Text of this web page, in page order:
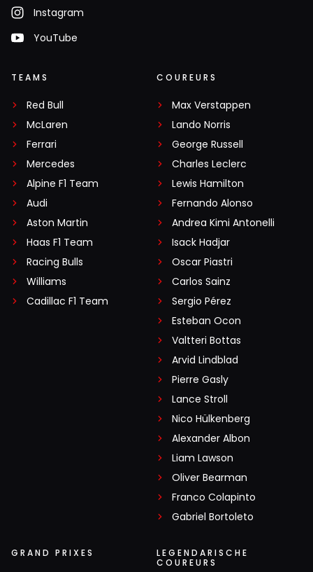
Instagram
YouTube
TEAMS
Red Bull
McLaren
Ferrari
Mercedes
Alpine F1 Team
Audi
Aston Martin
Haas F1 Team
Racing Bulls
Williams
Cadillac F1 Team
COUREURS
Max Verstappen
Lando Norris
George Russell
Charles Leclerc
Lewis Hamilton
Fernando Alonso
Andrea Kimi Antonelli
Isack Hadjar
Oscar Piastri
Carlos Sainz
Sergio Pérez
Esteban Ocon
Valtteri Bottas
Arvid Lindblad
Pierre Gasly
Lance Stroll
Nico Hülkenberg
Alexander Albon
Liam Lawson
Oliver Bearman
Franco Colapinto
Gabriel Bortoleto
GRAND PRIXES
LEGENDARISCHE
COUREURS